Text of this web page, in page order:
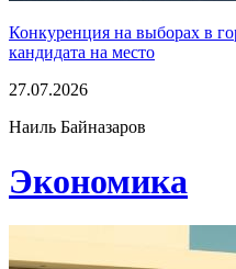
Конкуренция на выборах в
кандидата на место
27.07.2026
Наиль Байназаров
Экономика